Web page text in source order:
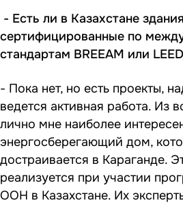
- Есть ли в Казахстане
сертифицированные по
стандартам BREEAM или
- Пока нет, но есть проекты,
ведется активная работа. Из
лично мне наиболее
энергосберегающий дом,
достраивается в Караганде.
реализуется при участии
ООН в Казахстане. Их